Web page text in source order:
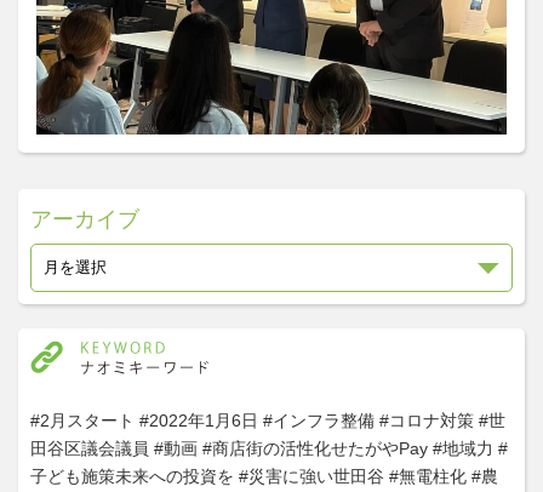
アーカイブ
#2月スタート #2022年1月6日 #インフラ整備 #コロナ対策 #世
田谷区議会議員 #動画 #商店街の活性化せたがやPay #地域力 #
子ども施策未来への投資を #災害に強い世田谷 #無電柱化 #農